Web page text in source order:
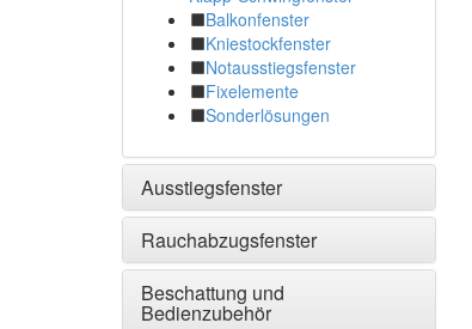
Balkonfenster
Kniestockfenster
Notausstiegsfenster
Fixelemente
Sonderlösungen
Ausstiegsfenster
Rauchabzugsfenster
Beschattung und
Bedienzubehör